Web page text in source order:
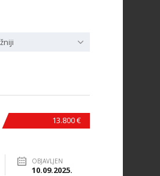
13.800 €
OBJAVLJEN
10.09.2025.